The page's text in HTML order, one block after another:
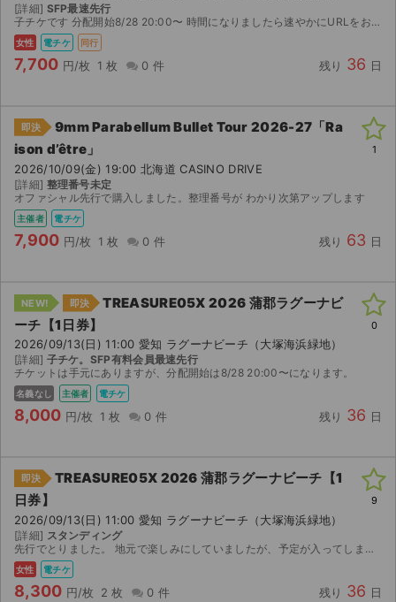
不正転売禁止法について
チケットジャムの取り組み
[詳細] SFP最速先行
子チケです 分配開始8/28 20:00〜 時間になりましたら速やかにURLをお送りします。 FOLK-Sアプリにてお受け取りをお願いいたします。 事前にご自身のチケプラアカウントの顔写真の...
女性 電チケ 同行
7,700 円/枚 1 枚 0 件 残り 36 日
即決
9mm Parabellum Bullet Tour 2026-27「Ra
ison d’être」
2026/10/09(金) 19:00 北海道 CASINO DRIVE
[詳細] 整理番号未定
オファシャル先行で購入しました。整理番号が わかり次第アップします
主催者 電チケ
7,900 円/枚 1 枚 0 件 残り 63 日
1
NEW! 即決
TREASURE05X 2026 蒲郡ラグーナビ
ーチ【1日券】
2026/09/13(日) 11:00 愛知 ラグーナビーチ（大塚海浜緑地）
[詳細] 子チケ。SFP有料会員最速先行
チケットは手元にありますが、分配開始は8/28 20:00〜になります。
名義なし 主催者 電チケ
8,000 円/枚 1 枚 0 件 残り 36 日
0
即決
TREASURE05X 2026 蒲郡ラグーナビーチ【1
日券】
2026/09/13(日) 11:00 愛知 ラグーナビーチ（大塚海浜緑地）
[詳細] スタンディング
先行でとりました。 地元で楽しみにしていましたが、予定が入ってしまいましたので手数料を含めても定価よりお安く出品致します。 女性名義の親チケットと子チケットの2枚になります。 (子チケット...
女性 電チケ
8,300 円/枚 2 枚 0 件 残り 36 日
9